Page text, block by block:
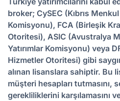
broker; CySEC (Kıbrıs
Komisyonu), FCA (Birleşik
Otoritesi), ASIC (Avustralya
Yatırımlar Komisyonu) veya
Hizmetler Otoritesi) gibi
alınan lisanslara sahiptir. Bu
müşteri hesapları tutmasını,
gerekliliklerini karşılamasını